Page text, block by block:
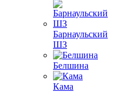
Барнаульский
ШЗ
Белшина
Кама